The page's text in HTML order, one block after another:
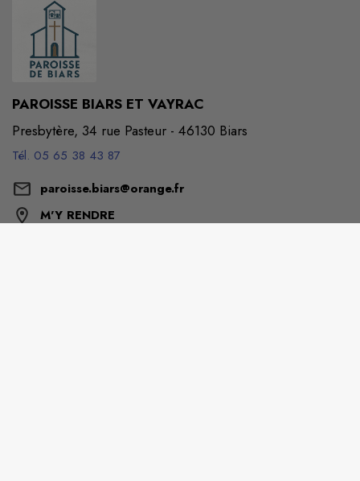
PAROISSE BIARS ET VAYRAC
Presbytère, 34 rue Pasteur - 46130 Biars
Tél. 05 65 38 43 87
paroisse.biars@orange.fr
M'Y RENDRE